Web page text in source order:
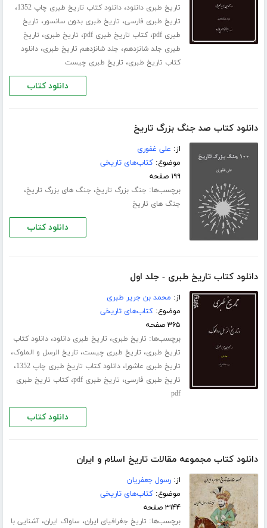
تاریخ طبری دانلود،دانلود کتاب تاریخ طبری چاپ 1352 ،
تاریخ طبری فارسی، تاریخ طبری بدون سانسور، تاریخ
طبری pdf
،کتاب تاریخ طبری pdf ، تاریخ طبری، تاریخ
طبری جلد ‌شانزدهم، جلد شانزدهم تاریخ طبری،دانلود
کتاب تاریخ طبری، تاریخ طبری چیست
دانلود کتاب
دانلود کتاب صد جنگ بزرگ تاریخ
از: علی غفوری
موضوع:کتاب‌های تاریخی
۱۹۹ صفحه
برچسب‌ها: جنگ بزرگ تاریخ، جنگ های بزرگ تاریخ،
جنگ های تاریخ
دانلود کتاب
دانلود کتاب تاریخ طبری - جلد اول
از: محمد بن جریر طبری
موضوع:کتاب‌های تاریخی
۳۶۵ صفحه
برچسب‌ها: تاریخ طبری، تاریخ طبری دانلود،دانلود کتاب
تاریخ طبری، تاریخ طبری چیست، تاریخ الرسل و الملوک،
تاریخ طبری عاشورا،دانلود کتاب تاریخ طبری چاپ 1352 ،
تاریخ طبری فارسی، تاریخ طبری pdf ،کتاب تاریخ طبری
pdf
دانلود کتاب
دانلود کتاب مجموعه مقالات تاریخ اسلام و ایران
از:رسول جعفریان
موضوع:کتاب‌های تاریخی
۳۱۴۴ صفحه
برچسب‌ها: تاریخ جغرافیای ایران، ساواک ایران،آشنایی با